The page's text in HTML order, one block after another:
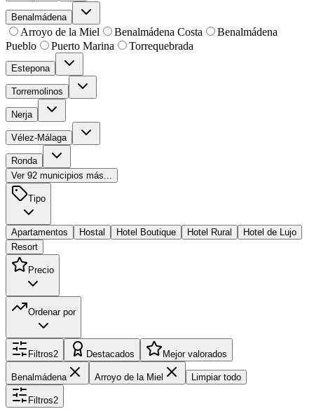
Benalmádena
Arroyo de la Miel Benalmádena Costa
Benalmádena
Pueblo
Puerto Marina Torrequebrada
Estepona
Torremolinos
Nerja
Vélez-Málaga
Ronda
Ver 92 municipios más...
Tipo
Apartamentos Hostal Hotel Boutique Hotel Rural
Hotel de Lujo
Resort
Precio
Ordenar por
Filtros2 Destacados Mejor valorados
Benalmádena Arroyo de la Miel Limpiar todo
Filtros2